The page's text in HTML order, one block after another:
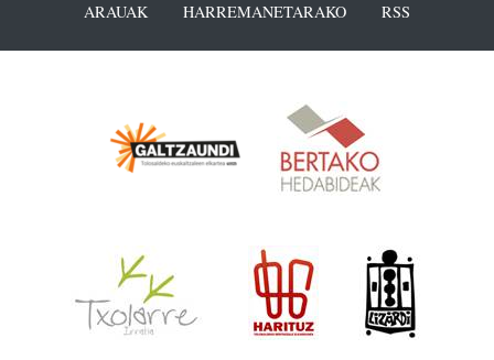
ARAUAK
HARREMANETARAKO RSS